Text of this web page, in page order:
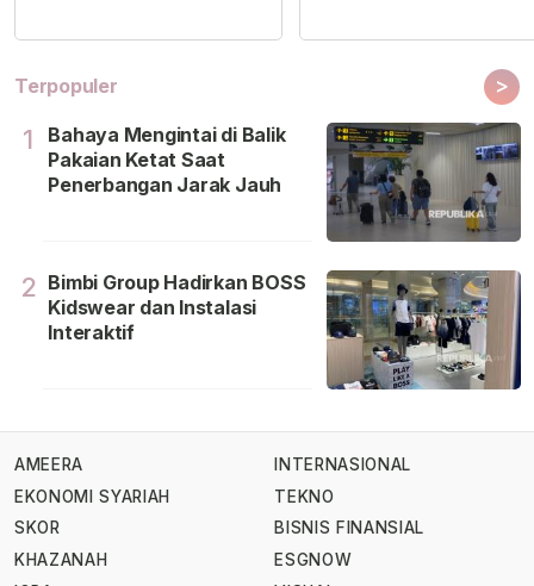
Terpopuler >
1
Bahaya Mengintai di Balik
Pakaian Ketat Saat
Penerbangan Jarak Jauh
2 Bimbi Group Hadirkan BOSS
Kidswear dan Instalasi
Interaktif
AMEERA
EKONOMI SYARIAH
SKOR
KHAZANAH
INTERNASIONAL
TEKNO
BISNIS FINANSIAL
ESGNOW